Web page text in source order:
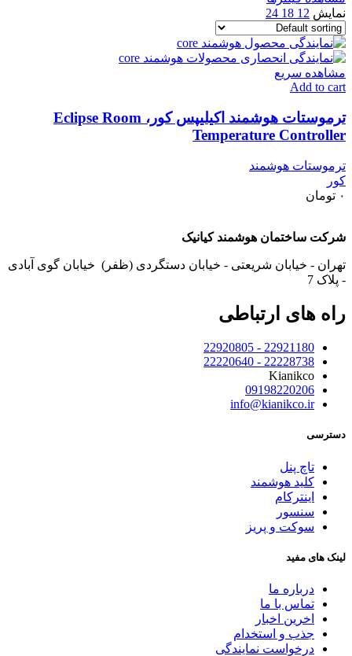
نمایش 12
18
24
مشاهده سریع
Add to cart
ترموستات هوشمند اکیلیپس کور، Eclipse Room
Temperature Controller
ترموستات هوشمند
کور
۰ تومان
شرکت ساختمان هوشمند کیانیک
تهران - خیابان شریعتی - خیابان دستگردی (ظفر) خیابان گوی آبادی
- پلاک 7
راه های ارتباطی
22921180 - 22920805
22228738 - 22220640
Kianikco
09198220206
info@kianikco.ir
دسترسی
تاچ پنل
کلید هوشمند
اینترکام
سنسور
سوکت و پریز
لینک های مفید
درباره ما
تماس با ما
اخرین اخبار
جذب و استخدام
درخواست نمایندگی